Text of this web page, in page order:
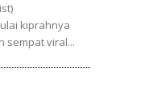
kiprahnya
sempat viral...